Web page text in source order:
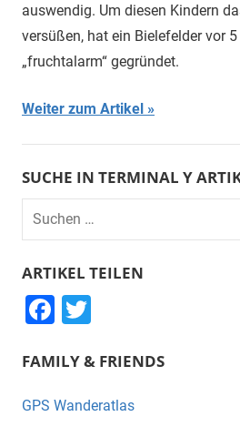
auswendig. Um diesen Kindern
versüßen, hat ein Bielefelder vor
„fruchtalarm“ gegründet.
Weiter zum Artikel
SUCHE IN TERMINAL Y
Suchen
nach:
ARTIKEL TEILEN
F
c
e
tt
er
FAMILY & FRIENDS
GPS Wanderatlas